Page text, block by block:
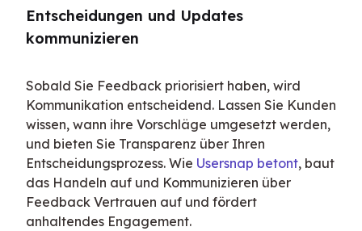
Entscheidungen und Updates
kommunizieren
Sobald Sie Feedback priorisiert haben, wird
Kommunikation entscheidend. Lassen Sie Kunden
wissen, wann ihre Vorschläge umgesetzt werden,
und bieten Sie Transparenz über Ihren
Entscheidungsprozess. Wie Usersnap betont, baut
das Handeln auf und Kommunizieren über
Feedback Vertrauen auf und fördert
anhaltendes Engagement.